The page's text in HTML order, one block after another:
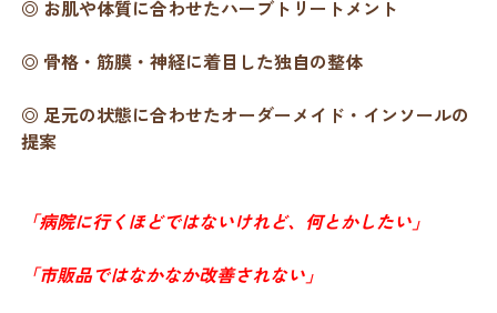
◎ お肌や体質に合わせたハーブトリートメント
◎ 骨格・筋膜・神経に着目した独自の整体
◎ 足元の状態に合わせたオーダーメイド・インソールの
提案
「病院に行くほどではないけれど、何とかしたい」
「市販品ではなかなか改善されない」